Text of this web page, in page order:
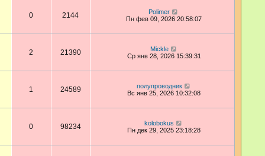
0 2144
Polimer
Пн фев 09, 2026 20:58:07
2 21390
Mickle
Ср янв 28, 2026 15:39:31
1 24589
полупроводник
Вс янв 25, 2026 10:32:08
0 98234
kolobokus
Пн дек 29, 2025 23:18:28